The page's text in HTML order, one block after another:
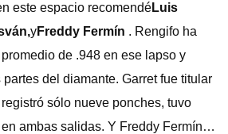
este espacio recomendéLuis
yFreddy Fermín . Rengifo ha
de .948 en ese lapso y
del diamante. Garret fue titular
sólo nueve ponches, tuvo
ambas salidas. Y Freddy Fermín…